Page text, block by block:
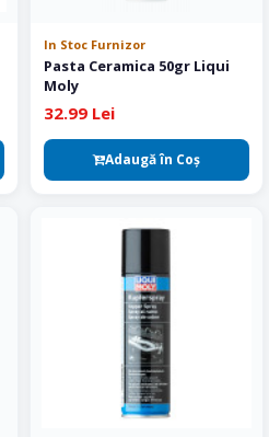
In Stoc Furnizor
Pasta Ceramica 50gr Liqui
Moly
32.99 Lei
Adaugă în Coş